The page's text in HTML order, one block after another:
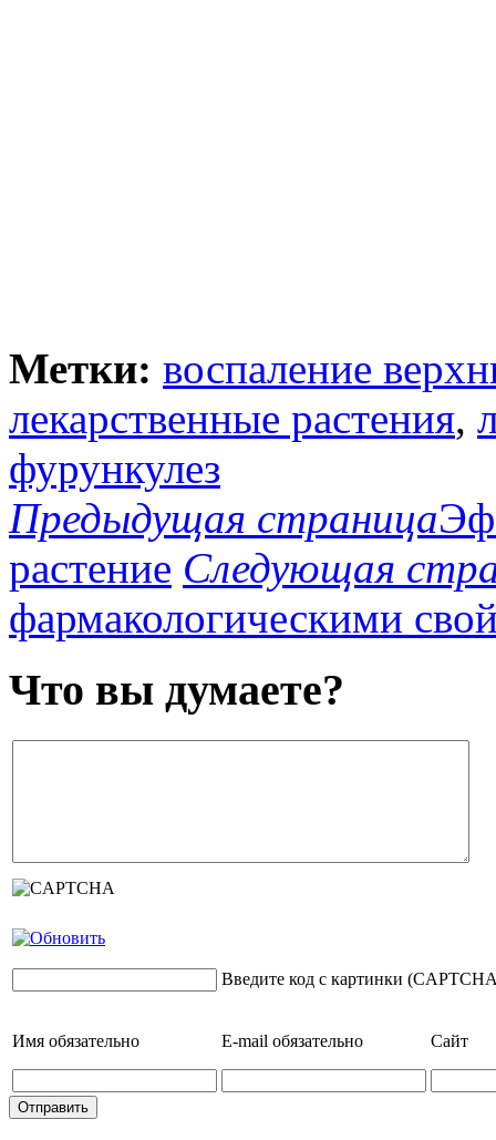
Метки: воспаление
лекарственные растения,
фурункулез
Предыдущая страница
растение Следующая
фармакологическими
Что вы думаете?
Введите код с картинки
Имя обязательно E-mail обязательно Сайт